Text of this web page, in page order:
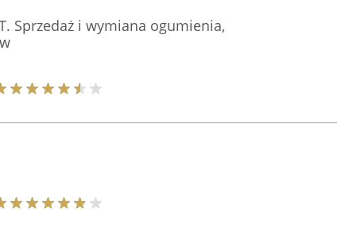
Sprzedaż i wymiana ogumienia,